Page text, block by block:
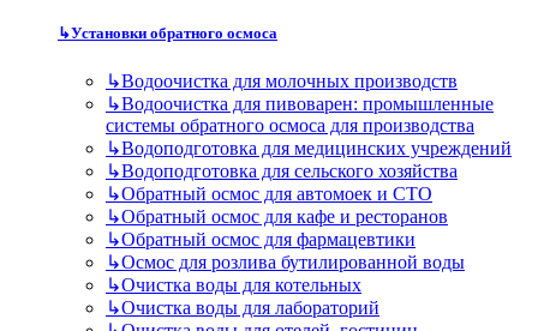
↳Установки обратного осмоса
↳Водоочистка для молочных производств
↳Водоочистка для пивоварен: промышленные
системы обратного осмоса для производства
↳Водоподготовка для медицинских учреждений
↳Водоподготовка для сельского хозяйства
↳Обратный осмос для автомоек и СТО
↳Обратный осмос для кафе и ресторанов
↳Обратный осмос для фармацевтики
↳Осмос для розлива бутилированной воды
↳Очистка воды для котельных
↳Очистка воды для лабораторий